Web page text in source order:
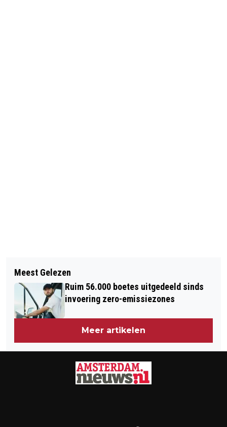
'MEDIATION IN HET STRAFRECHT
MOET STANDAARD WORDEN'
OP BONAIRE ONTBREEKT IEDER
SPOOR VAN WITTE PIETEN
Meest Gelezen
Ruim 56.000 boetes uitgedeeld sinds
invoering zero-emissiezones
Meer artikelen